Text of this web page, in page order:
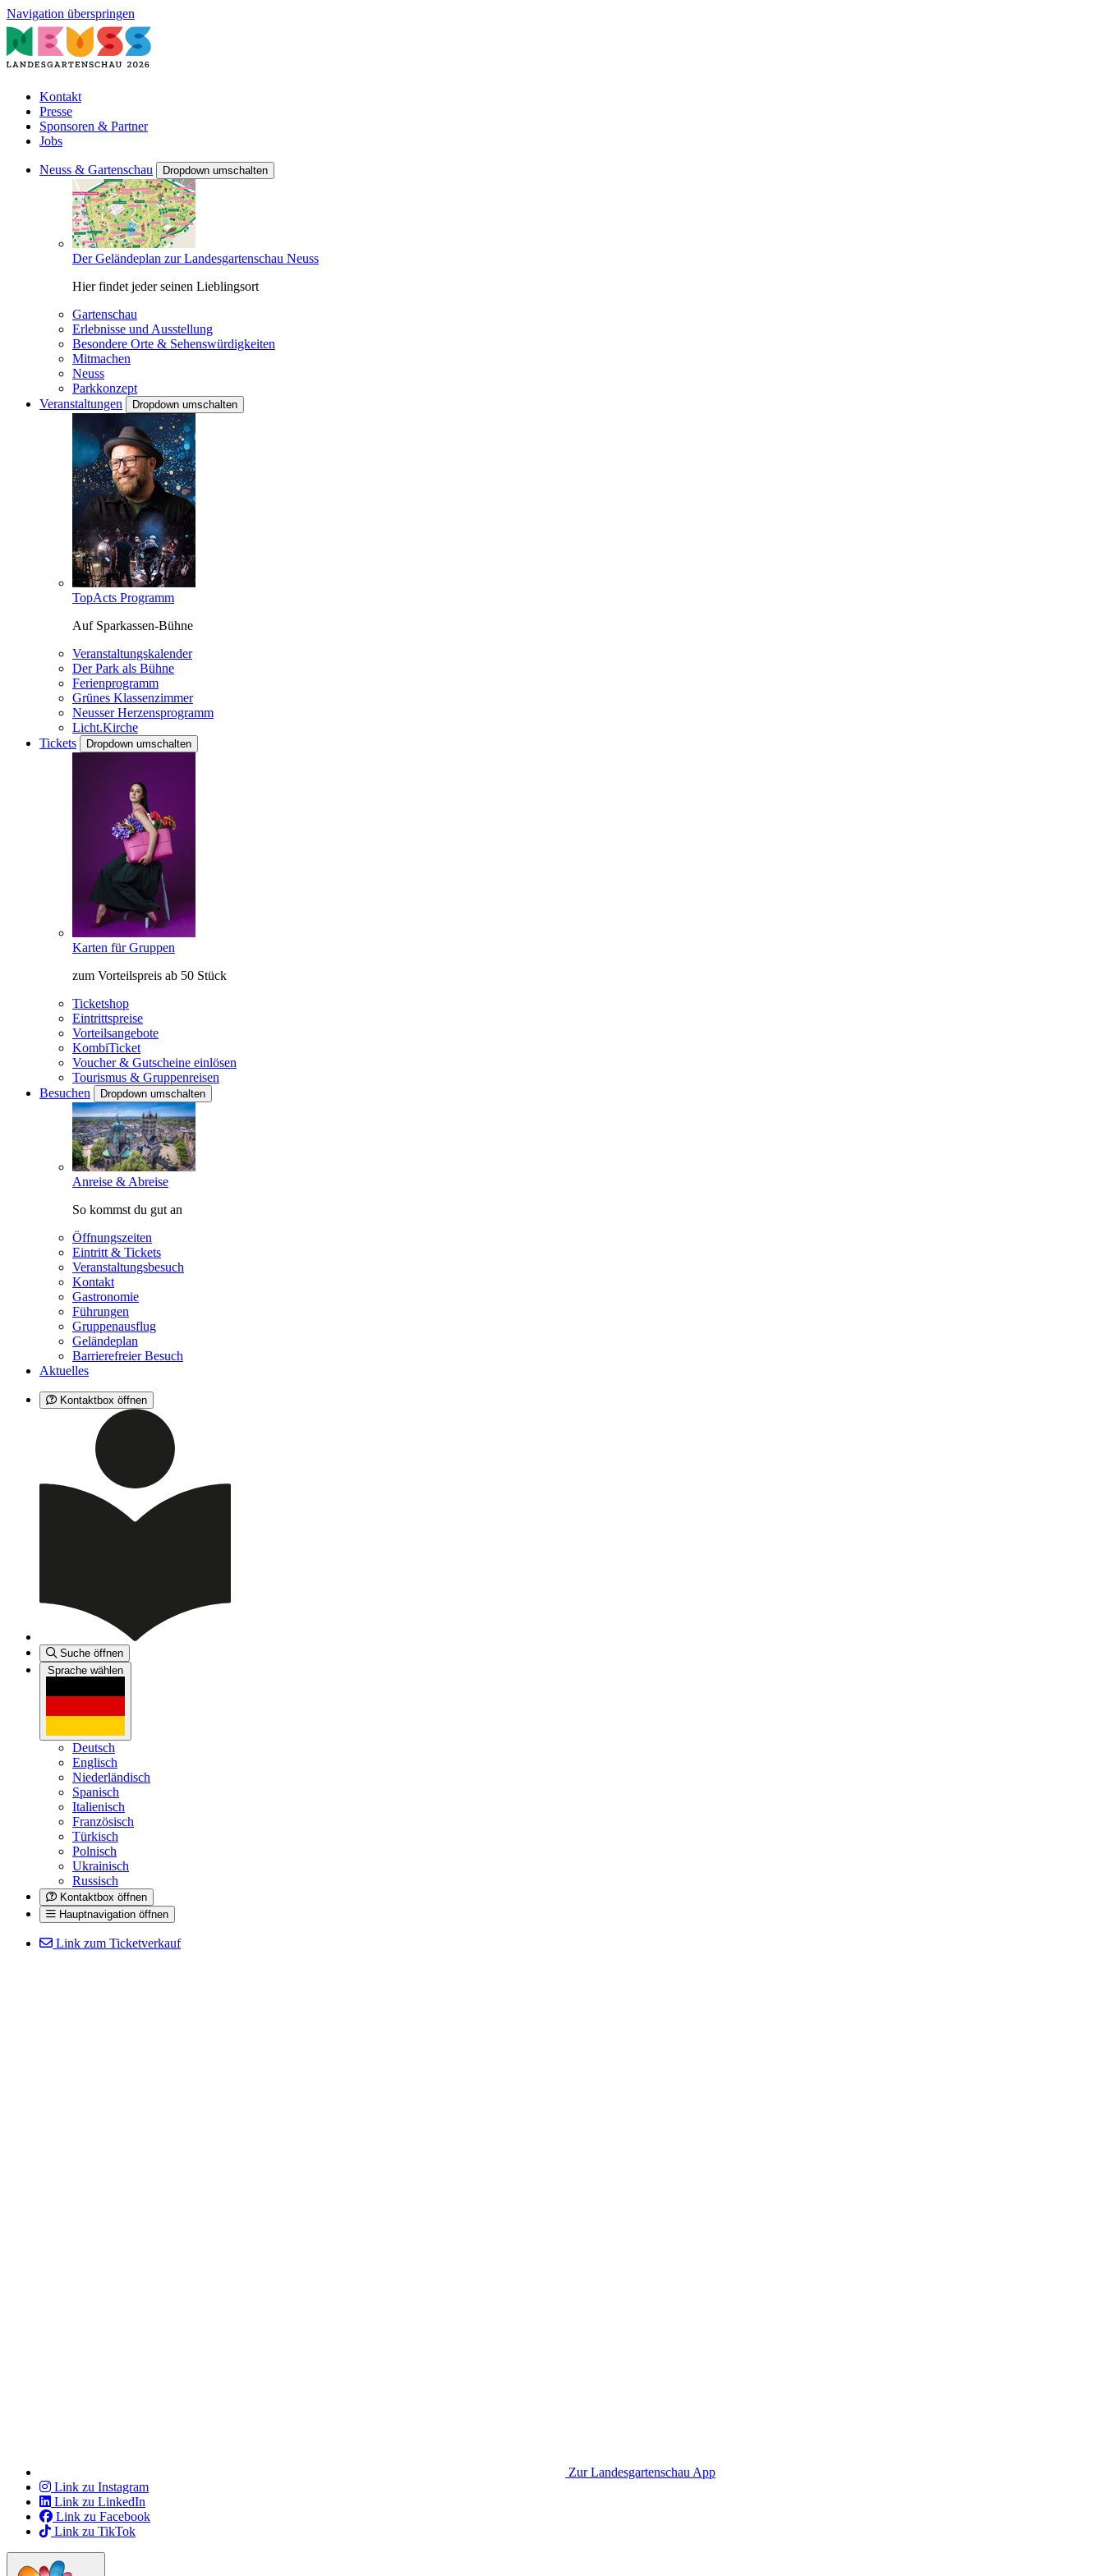
Navigation überspringen
Kontakt
Presse
Sponsoren & Partner
Jobs
Neuss & Gartenschau Dropdown umschalten
Der Geländeplan zur Landesgartenschau Neuss
Hier findet jeder seinen Lieblingsort
Gartenschau
Erlebnisse und Ausstellung
Besondere Orte & Sehenswürdigkeiten
Mitmachen
Neuss
Parkkonzept
Veranstaltungen
Dropdown umschalten
TopActs Programm
Auf Sparkassen-Bühne
Veranstaltungskalender
Der Park als Bühne
Ferienprogramm
Grünes Klassenzimmer
Neusser Herzensprogramm
Licht.Kirche
Tickets
Dropdown umschalten
Karten für Gruppen
zum Vorteilspreis ab 50 Stück
Ticketshop
Eintrittspreise
Vorteilsangebote
KombiTicket
Voucher & Gutscheine einlösen
Tourismus & Gruppenreisen
Besuchen
Dropdown umschalten
Anreise & Abreise
So kommst du gut an
Öffnungszeiten
Eintritt & Tickets
Veranstaltungsbesuch
Kontakt
Gastronomie
Führungen
Gruppenausflug
Geländeplan
Barrierefreier Besuch
Aktuelles
Kontaktbox öffnen
Suche öffnen
Sprache wählen
Deutsch
Englisch
Niederländisch
Spanisch
Italienisch
Französisch
Türkisch
Polnisch
Ukrainisch
Russisch
Kontaktbox öffnen
Hauptnavigation öffnen
Link zum Ticketverkauf
Zur Landesgartenschau App
Link zu Instagram
Link zu LinkedIn
Link zu Facebook
Link zu TikTok